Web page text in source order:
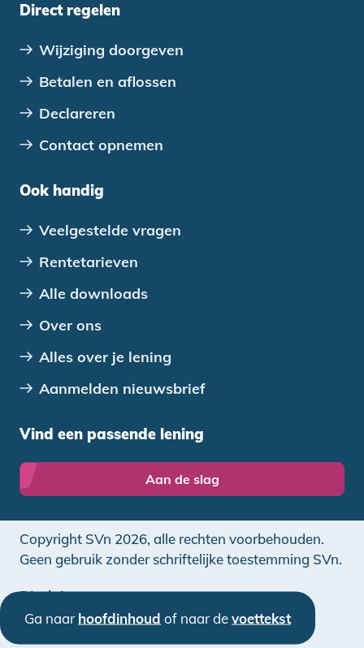
Direct regelen
Wijziging doorgeven
Betalen en aflossen
Declareren
Contact opnemen
Ook handig
Veelgestelde vragen
Rentetarieven
Alle downloads
Over ons
Alles over je lening
Aanmelden nieuwsbrief
Vind een passende lening
Aan de slag
Copyright SVn 2026, alle rechten voorbehouden.
Geen gebruik zonder schriftelijke toestemming SVn.
Disclaimer
Ga naar hoofdinhoud of naar devoettekst